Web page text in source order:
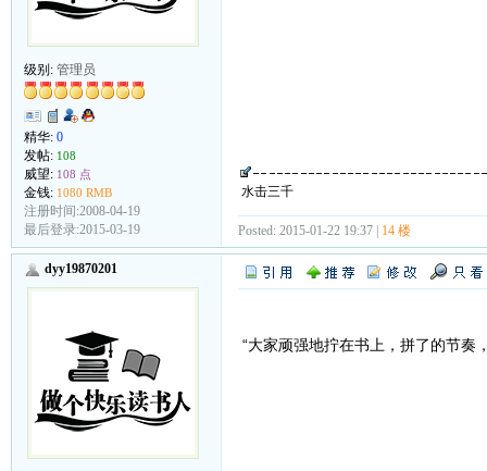
级别: 管理员
精华: 0
发帖: 108
威望: 108 点
金钱: 1080 RMB
注册时间:2008-04-19
最后登录:2015-03-19
水击三千
Posted: 2015-01-22 19:37 | 14 楼
dyy19870201
“大家顽强地拧在书上，拼了的节奏